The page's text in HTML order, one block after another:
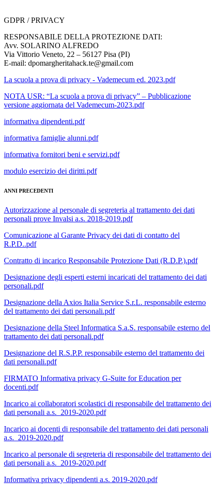
GDPR / PRIVACY
RESPONSABILE DELLA PROTEZIONE DATI:
Avv. SOLARINO ALFREDO
Via Vittorio Veneto, 22 – 56127 Pisa (PI)
E-mail: dpomargheritahack.te@gmail.com
La scuola a prova di privacy - Vademecum ed. 2023.pdf
NOTA USR: “La scuola a prova di privacy” – Pubblicazione
versione aggiornata del Vademecum-2023.pdf
informativa dipendenti.pdf
informativa famiglie alunni.pdf
informativa fornitori beni e servizi.pdf
modulo esercizio dei diritti.pdf
ANNI PRECEDENTI
Autorizzazione al personale di segreteria al trattamento dei dati
personali prove Invalsi a.s. 2018-2019.pdf
Comunicazione al Garante Privacy dei dati di contatto del
R.P.D..pdf
Contratto di incarico Responsabile Protezione Dati (R.D.P.).pdf
Designazione degli esperti esterni incaricati del trattamento dei dati
personali.pdf
Designazione della Axios Italia Service S.r.L. responsabile esterno
del trattamento dei dati personali.pdf
Designazione della Steel Informatica S.a.S. responsabile esterno del
trattamento dei dati personali.pdf
Designazione del R.S.P.P. responsabile esterno del trattamento dei
dati personali.pdf
FIRMATO Informativa privacy G-Suite for Education per
docenti.pdf
Incarico ai collaboratori scolastici di responsabile del trattamento dei
dati personali a.s._2019-2020.pdf
Incarico ai docenti di responsabile del trattamento dei dati personali
a.s._2019-2020.pdf
Incarico al personale di segreteria di responsabile del trattamento dei
dati personali a.s._2019-2020.pdf
Informativa privacy dipendenti a.s. 2019-2020.pdf